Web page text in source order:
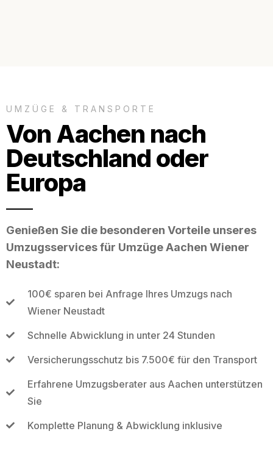
UMZÜGE & TRANSPORTE
Von Aachen nach
Deutschland oder
Europa
Genießen Sie die besonderen Vorteile unseres
Umzugsservices für Umzüge Aachen Wiener
Neustadt:
100€ sparen bei Anfrage Ihres Umzugs nach
Wiener Neustadt
Schnelle Abwicklung in unter 24 Stunden
Versicherungsschutz bis 7.500€ für den Transport
Erfahrene Umzugsberater aus Aachen unterstützen
Sie
Komplette Planung & Abwicklung inklusive